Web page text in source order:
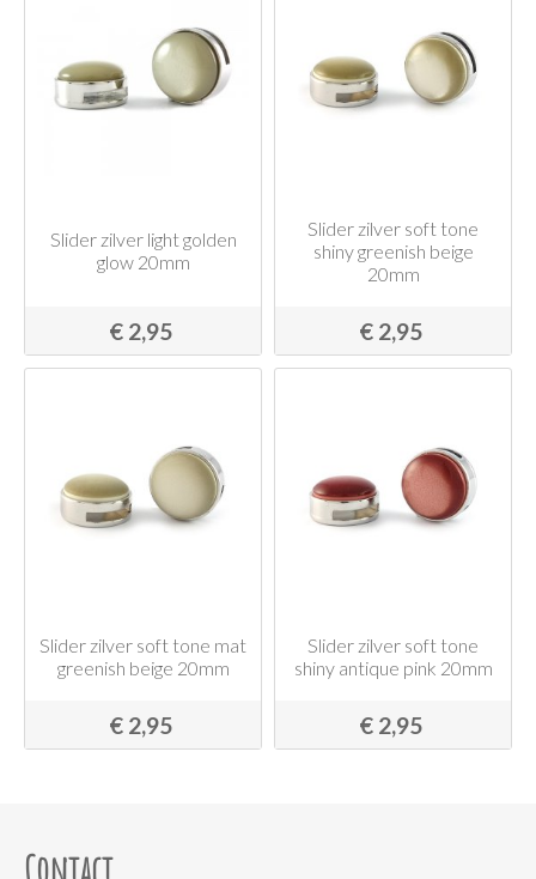
Slider zilver light golden
glow 20mm
€ 2,95
Slider zilver soft tone
shiny greenish beige
20mm
€ 2,95
Slider zilver soft tone mat
greenish beige 20mm
€ 2,95
Slider zilver soft tone
shiny antique pink 20mm
€ 2,95